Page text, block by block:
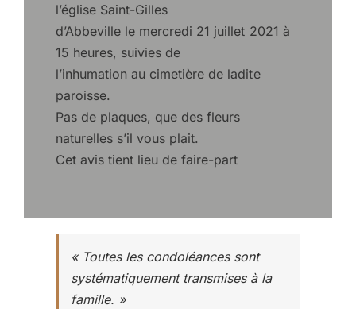
l’église Saint-Gilles
d’Abbeville le mercredi 21 juillet 2021 à
15 heures, suivies de
l’inhumation au cimetière de ladite
paroisse.
Pas de plaques, que des fleurs
naturelles s’il vous plait.
Cet avis tient lieu de faire-part
« Toutes les condoléances sont
systématiquement transmises à la
famille. »